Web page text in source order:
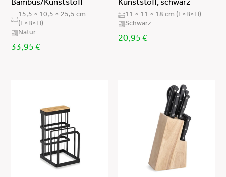
Polypropylen
Gummibaum/Edelstahl 2Cr14/Bakelit
(Phenoplast)
Bambus/Kunststoff
15,5 × 10,5 × 25,5 cm
(L×B×H)
Natur
33,95€
Kunststoff, schwarz
11 × 11 × 18 cm (L×B×H)
Schwarz
20,95 €